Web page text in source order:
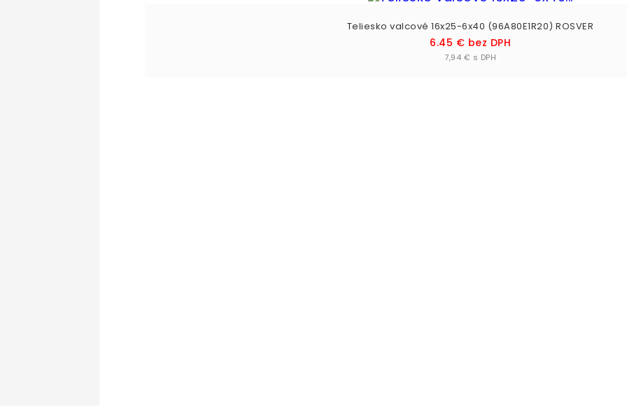
Teliesko valcové 16x25-6x40 (96A80E1R20) ROSVER
Cena
6.45 € bez DPH
7,94 € s DPH
 Vložiť do košíka